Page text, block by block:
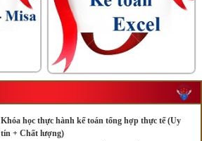
Khóa học thực hành kế toán tổng hợp thực tế (Uy
tín + Chất lượng)